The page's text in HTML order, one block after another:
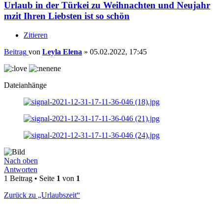
Urlaub in der Türkei zu Weihnachten und Neujahr
mzit Ihren Liebsten ist so schön
Zitieren
Beitrag von Leyla Elena » 05.02.2022, 17:45
Dateianhänge
Nach oben
Antworten
1 Beitrag • Seite 1 von 1
Zurück zu „Urlaubszeit“